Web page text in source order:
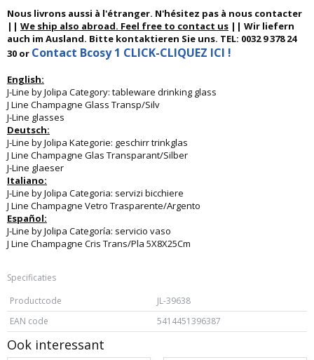
Nous livrons aussi à l'étranger. N'hésitez pas à nous contacter
|| We ship also abroad. Feel free to contact us || Wir liefern
auch im Ausland. Bitte kontaktieren Sie uns. TEL: 0032 9 378 24
30 or Contact Bcosy 1 CLICK-CLIQUEZ ICI !
English:
J-Line by Jolipa Category: tableware drinking glass
J Line Champagne Glass Transp/Silv
J-Line glasses
Deutsch:
J-Line by Jolipa Kategorie: geschirr trinkglas
J Line Champagne Glas Transparant/Silber
J-Line glaeser
Italiano:
J-Line by Jolipa Categoria: servizi bicchiere
J Line Champagne Vetro Trasparente/Argento
Español:
J-Line by Jolipa Categoría: servicio vaso
J Line Champagne Cris Trans/Pla 5X8X25Cm
Specificaties
Productcode
JL-39638
EAN code
5414451396387
Ook interessant